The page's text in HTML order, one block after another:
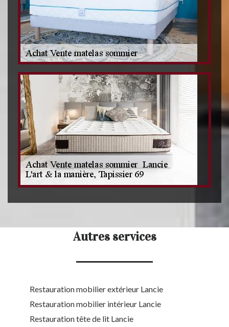
Autres services
Restauration mobilier extérieur Lancie
Restauration mobilier intérieur Lancie
Restauration tête de lit Lancie